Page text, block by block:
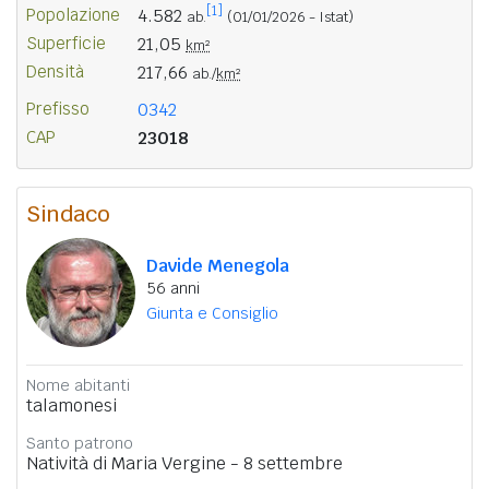
Popolazione 4.582 ab. [1] (01/01/2026 - Istat)
Superficie 21,05 km²
Densità 217,66 ab./km²
Prefisso 0342
CAP 23018
Sindaco
Davide Menegola
56 anni
Giunta e Consiglio
Nome abitanti
talamonesi
Santo patrono
Natività di Maria Vergine - 8 settembre